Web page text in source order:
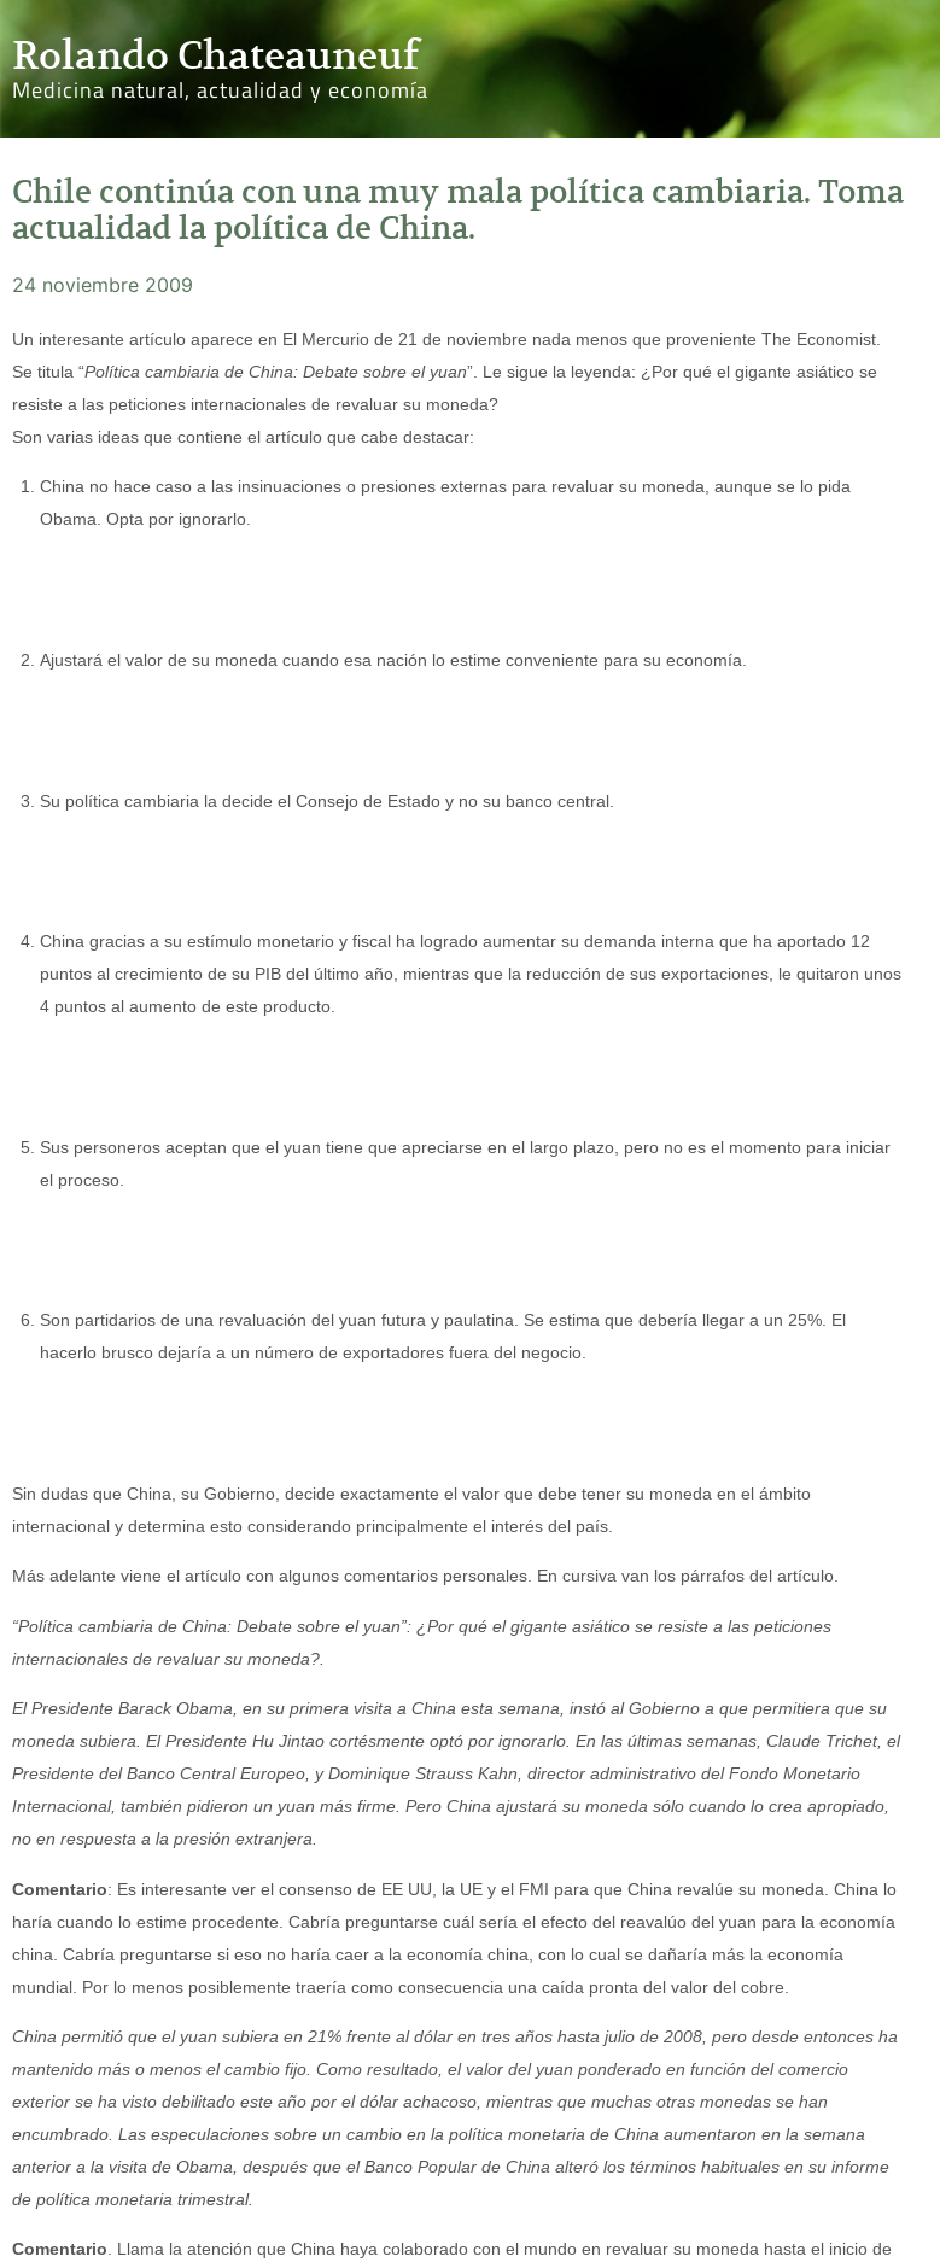
Rolando Chateauneuf
Medicina natural, actualidad y economía
Chile continúa con una muy mala política cambiaria. Toma
actualidad la política de China.
24 noviembre 2009
Un interesante artículo aparece en El Mercurio de 21 de noviembre nada menos que proveniente The Economist.
Se titula “Política cambiaria de China: Debate sobre el yuan”. Le sigue la leyenda: ¿Por qué el gigante asiático se
resiste a las peticiones internacionales de revaluar su moneda?
Son varias ideas que contiene el artículo que cabe destacar:
China no hace caso a las insinuaciones o presiones externas para revaluar su moneda, aunque se lo pida
Obama. Opta por ignorarlo.
Ajustará el valor de su moneda cuando esa nación lo estime conveniente para su economía.
Su política cambiaria la decide el Consejo de Estado y no su banco central.
China gracias a su estímulo monetario y fiscal ha logrado aumentar su demanda interna que ha aportado 12
puntos al crecimiento de su PIB del último año, mientras que la reducción de sus exportaciones, le quitaron unos
4 puntos al aumento de este producto.
Sus personeros aceptan que el yuan tiene que apreciarse en el largo plazo, pero no es el momento para iniciar
el proceso.
Son partidarios de una revaluación del yuan futura y paulatina. Se estima que debería llegar a un 25%. El
hacerlo brusco dejaría a un número de exportadores fuera del negocio.
Sin dudas que China, su Gobierno, decide exactamente el valor que debe tener su moneda en el ámbito
internacional y determina esto considerando principalmente el interés del país.
Más adelante viene el artículo con algunos comentarios personales. En cursiva van los párrafos del artículo.
“Política cambiaria de China: Debate sobre el yuan”: ¿Por qué el gigante asiático se resiste a las peticiones
internacionales de revaluar su moneda?.
El Presidente Barack Obama, en su primera visita a China esta semana, instó al Gobierno a que permitiera que su
moneda subiera. El Presidente Hu Jintao cortésmente optó por ignorarlo. En las últimas semanas, Claude Trichet, el
Presidente del Banco Central Europeo, y Dominique Strauss Kahn, director administrativo del Fondo Monetario
Internacional, también pidieron un yuan más firme. Pero China ajustará su moneda sólo cuando lo crea apropiado,
no en respuesta a la presión extranjera.
Comentario: Es interesante ver el consenso de EE UU, la UE y el FMI para que China revalúe su moneda. China lo
haría cuando lo estime procedente. Cabría preguntarse cuál sería el efecto del reavalúo del yuan para la economía
china. Cabría preguntarse si eso no haría caer a la economía china, con lo cual se dañaría más la economía
mundial. Por lo menos posiblemente traería como consecuencia una caída pronta del valor del cobre.
China permitió que el yuan subiera en 21% frente al dólar en tres años hasta julio de 2008, pero desde entonces ha
mantenido más o menos el cambio fijo. Como resultado, el valor del yuan ponderado en función del comercio
exterior se ha visto debilitado este año por el dólar achacoso, mientras que muchas otras monedas se han
encumbrado. Las especulaciones sobre un cambio en la política monetaria de China aumentaron en la semana
anterior a la visita de Obama, después que el Banco Popular de China alteró los términos habituales en su informe
de política monetaria trimestral.
Comentario. Llama la atención que China haya colaborado con el mundo en revaluar su moneda hasta el inicio de